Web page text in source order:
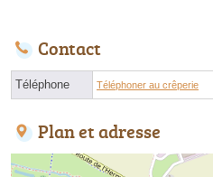
Contact
Téléphone Téléphoner au crêperie
Plan et adresse